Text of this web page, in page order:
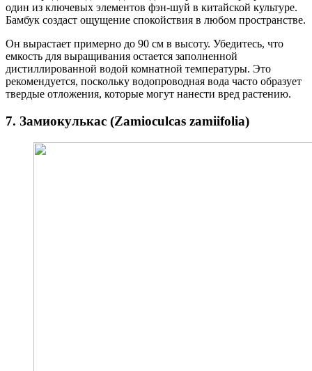
один из ключевых элементов фэн-шуй в китайской культуре.
Бамбук создаст ощущение спокойствия в любом пространстве.
Он вырастает примерно до 90 см в высоту. Убедитесь, что
емкость для выращивания остается заполненной
дистиллированной водой комнатной температуры. Это
рекомендуется, поскольку водопроводная вода часто образует
твердые отложения, которые могут нанести вред растению.
7. Замиокулькас (Zamioculcas zamiifolia)